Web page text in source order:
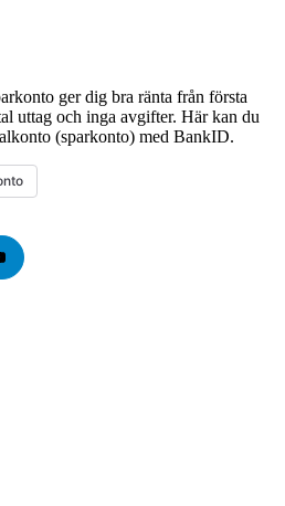
ger dig bra ränta från första
uttag och inga avgifter. Här kan du
(sparkonto) med BankID.